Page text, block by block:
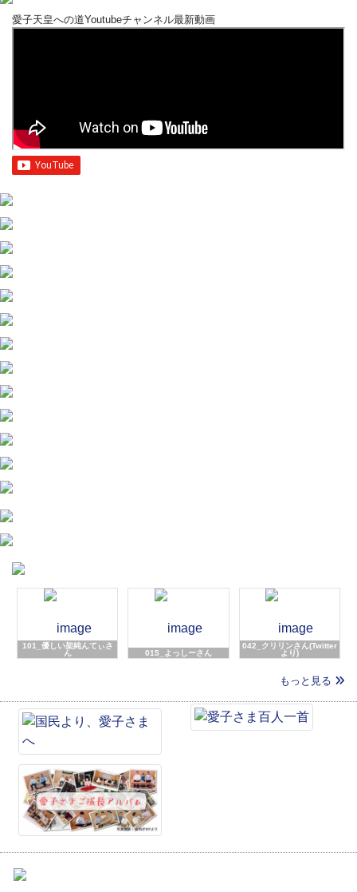
愛子天皇への道Youtubeチャンネル最新動画
101_優しい架純んてぃさ
ん
015_よっしーさん
042_クリリンさん(Twitter
より)
もっと見る